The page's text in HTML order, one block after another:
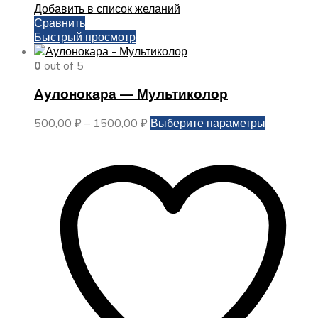
Добавить в список желаний
Сравнить
Быстрый просмотр
0 out of 5
Аулонокара — Мультиколор
500,00 ₽ – 1500,00 ₽ Диапазон
1500,00 ₽
Выберите параметры
вариаций.
Опции
можно
выбрать
на
странице
товара.